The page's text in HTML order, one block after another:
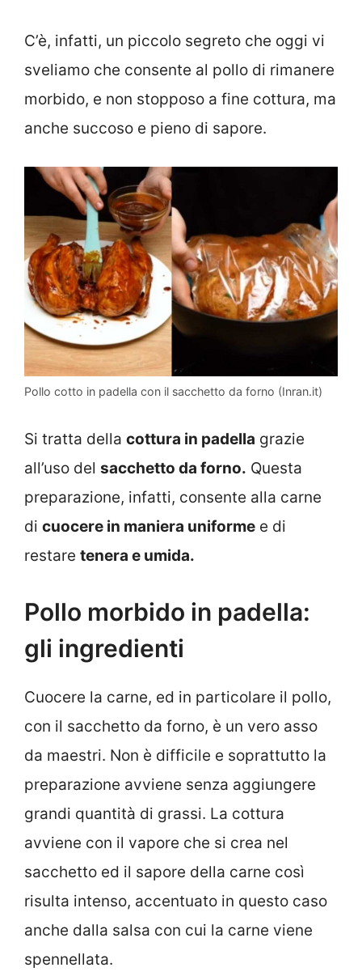
C’è, infatti, un piccolo segreto che oggi vi
sveliamo che consente al pollo di rimanere
morbido, e non stopposo a fine cottura, ma
anche succoso e pieno di sapore.
Pollo cotto in padella con il sacchetto da forno (Inran.it)
Si tratta della cottura in padella grazie
all’uso del sacchetto da forno. Questa
preparazione, infatti, consente alla carne
di cuocere in maniera uniforme e di
restare tenera e umida.
Pollo morbido in padella:
gli ingredienti
Cuocere la carne, ed in particolare il pollo,
con il sacchetto da forno, è un vero asso
da maestri. Non è difficile e soprattutto la
preparazione avviene senza aggiungere
grandi quantità di grassi. La cottura
avviene con il vapore che si crea nel
sacchetto ed il sapore della carne così
risulta intenso, accentuato in questo caso
anche dalla salsa con cui la carne viene
spennellata.